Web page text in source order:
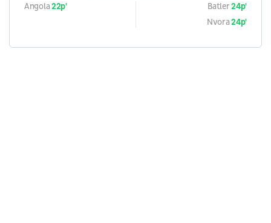
Angola22p' Batler24p'
Nvora24p'